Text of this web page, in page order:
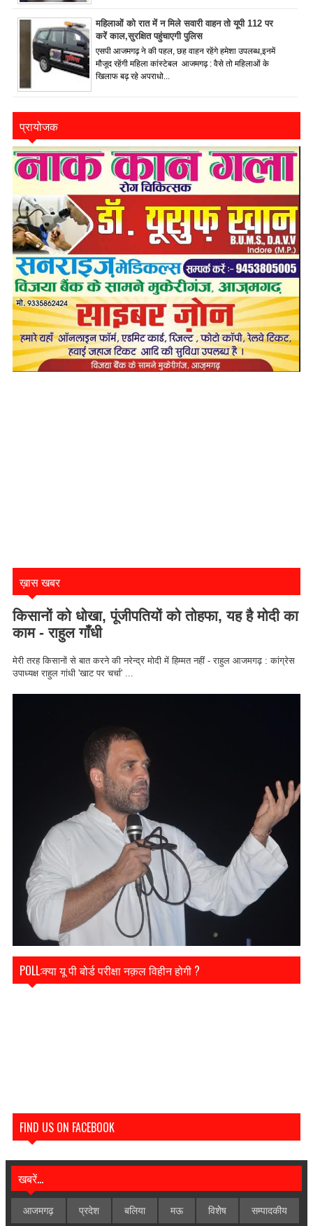
महिलाओं को रात में न मिले सवारी वाहन तो यूपी 112 पर
करें काल,सुरक्षित पहुंचाएगी पुलिस
एसपी आजमगढ़ ने की पहल, छह वाहन रहेंगे हमेशा उपलब्ध,इनमें
मौजूद रहेंगी महिला कांस्टेबल आजमगढ़ : वैसे तो महिलाओं के
खिलाफ बढ़ रहे अपराधो...
प्रायोजक
ख़ास खबर
किसानों को धोखा, पूंजीपतियों को तोहफा, यह है मोदी का
काम - राहुल गाँधी
मेरी तरह किसानों से बात करने की नरेन्द्र मोदी में हिम्मत नहीं - राहुल आजमगढ़ : कांग्रेस
उपाध्यक्ष राहुल गांधी 'खाट पर चर्चा' ...
POLL:क्या यू पी बोर्ड परीक्षा नक़ल विहीन होगी ?
FIND US ON FACEBOOK
खबरें...
आजमगढ़ प्रदेश बलिया मऊ विशेेष सम्पादकीय